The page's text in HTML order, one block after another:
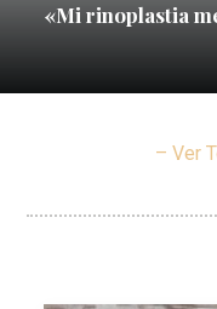
«Mi rinoplastia
– Ver